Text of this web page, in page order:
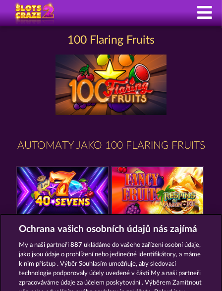
100 Flaring Fruits
AUTOMATY JAKO 100 FLARING FRUITS
40 SEVENS FANCY FRUITS ROAR
Ochrana vašich osobních údajů nás zajímá
My a naši partneři887 ukládáme do vašeho zařízení osobní údaje,
jako jsou údaje o prohlížení nebo jedinečné identifikátory, a máme
k nim přístup . Výběr Souhlasím umožňuje, aby sledovací
technologie podporovaly účely uvedené v části My a naši partneři
zpracováváme údaje za účelem poskytování . Výběrem Zamítnout